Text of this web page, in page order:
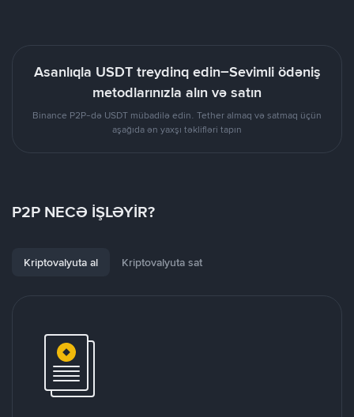
Asanlıqla USDT treydinq edin–Sevimli ödəniş
metodlarınızla alın və satın
Binance P2P-də USDT mübadilə edin. Tether almaq və satmaq üçün
aşağıda ən yaxşı təklifləri tapın
P2P NECƏ İŞLƏYİR?
Kriptovalyuta al Kriptovalyuta sat